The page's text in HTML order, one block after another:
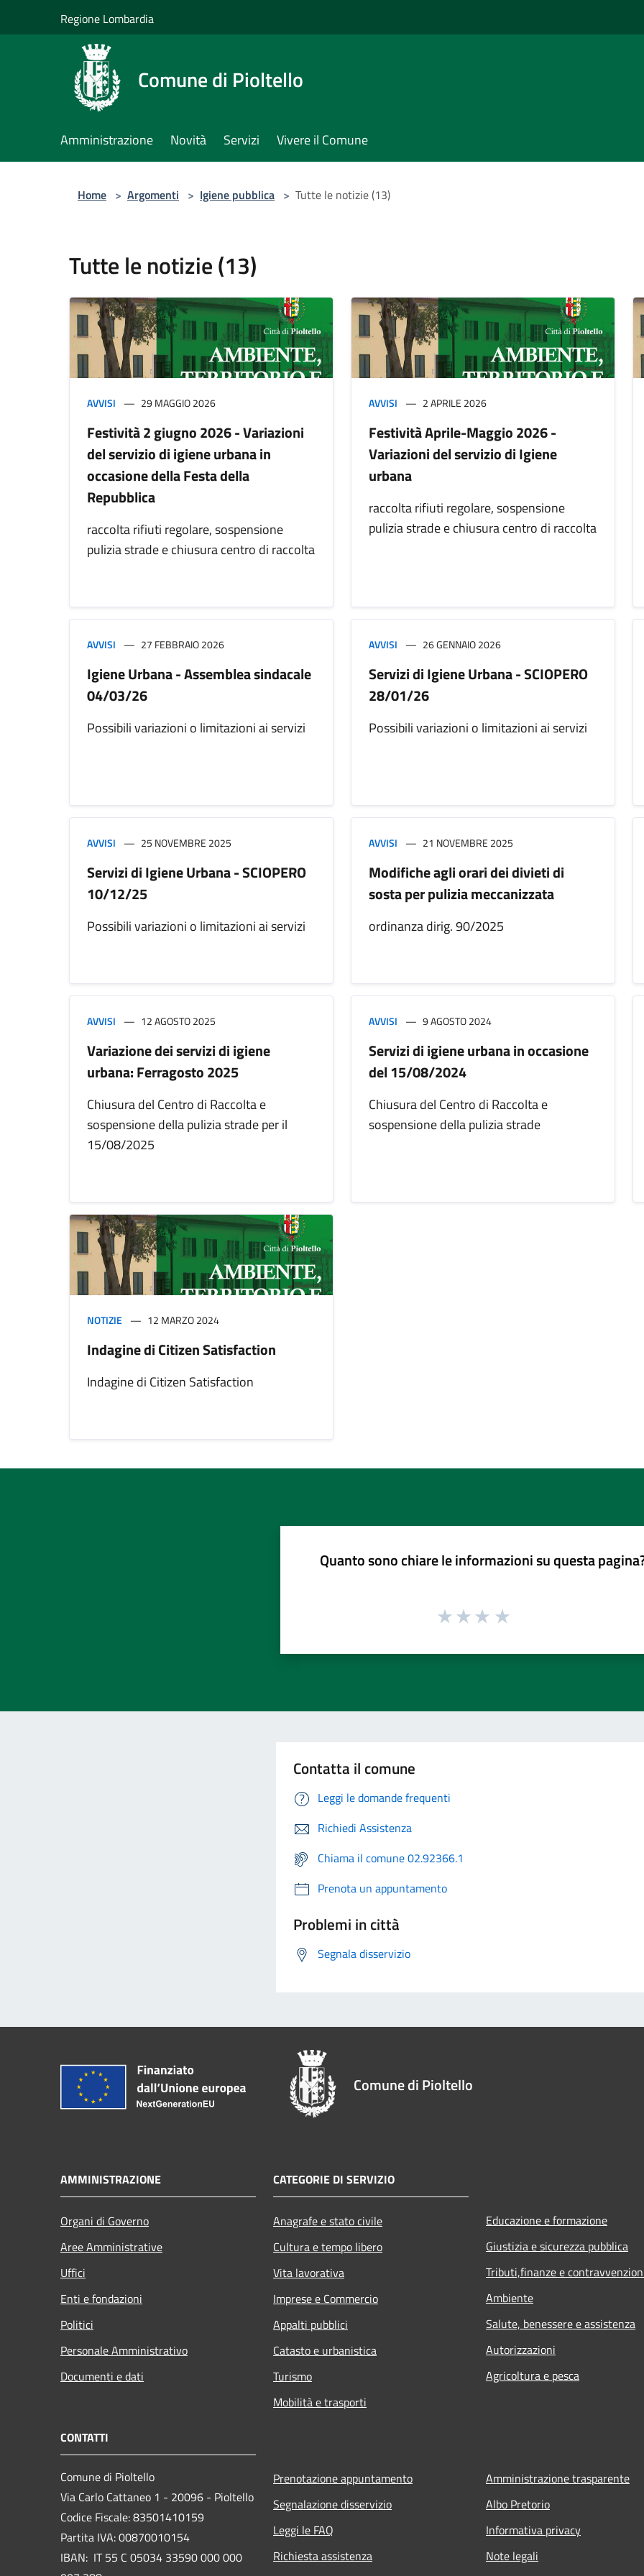
Regione Lombardia
Comune di Pioltello
Amministrazione Novità Servizi Vivere il Comune
Home > Argomenti > Igiene pubblica > Tutte le notizie (13)
Tutte le notizie (13)
AVVISI 29 MAGGIO 2026
Festività 2 giugno 2026 - Variazioni
del servizio di igiene urbana in
occasione della Festa della
Repubblica
raccolta rifiuti regolare, sospensione
pulizia strade e chiusura centro di raccolta
AVVISI 2 APRILE 2026
Festività Aprile-Maggio 2026 -
Variazioni del servizio di Igiene
urbana
raccolta rifiuti regolare, sospensione
pulizia strade e chiusura centro di raccolta
AVVISI 27 FEBBRAIO 2026
Igiene Urbana - Assemblea sindacale
04/03/26
Possibili variazioni o limitazioni ai servizi
AVVISI 26 GENNAIO 2026
Servizi di Igiene Urbana - SCIOPERO
28/01/26
Possibili variazioni o limitazioni ai servizi
AVVISI 25 NOVEMBRE 2025
Servizi di Igiene Urbana - SCIOPERO
10/12/25
Possibili variazioni o limitazioni ai servizi
AVVISI 21 NOVEMBRE 2025
Modifiche agli orari dei divieti di
sosta per pulizia meccanizzata
ordinanza dirig. 90/2025
AVVISI 12 AGOSTO 2025
Variazione dei servizi di igiene
urbana: Ferragosto 2025
Chiusura del Centro di Raccolta e
sospensione della pulizia strade per il
15/08/2025
AVVISI 9 AGOSTO 2024
Servizi di igiene urbana in occasione
del 15/08/2024
Chiusura del Centro di Raccolta e
sospensione della pulizia strade
NOTIZIE 12 MARZO 2024
Indagine di Citizen Satisfaction
Indagine di Citizen Satisfaction
Quanto sono chiare le informazioni su questa
Contatta il comune
Leggi le domande frequenti
Richiedi Assistenza
Chiama il comune 02.92366.1
Prenota un appuntamento
Problemi in città
Segnala disservizio
Comune di Pioltello
AMMINISTRAZIONE
Organi di Governo
Aree Amministrative
Uffici
Enti e fondazioni
Politici
Personale Amministrativo
Documenti e dati
CATEGORIE DI SERVIZIO
Anagrafe e stato civile
Cultura e tempo libero
Vita lavorativa
Imprese e Commercio
Appalti pubblici
Catasto e urbanistica
Turismo
Mobilità e trasporti
Educazione e formazione
Giustizia e sicurezza pubblica
Tributi,finanze e
Ambiente
Salute, benessere e assistenza
Autorizzazioni
Agricoltura e pesca
CONTATTI
Comune di Pioltello
Via Carlo Cattaneo 1 - 20096 - Pioltello
Codice Fiscale: 83501410159
Partita IVA: 00870010154
IBAN: IT 55 C 05034 33590 000 000
Prenotazione appuntamento
Segnalazione disservizio
Leggi le FAQ
Richiesta assistenza
Amministrazione trasparente
Albo Pretorio
Informativa privacy
Note legali